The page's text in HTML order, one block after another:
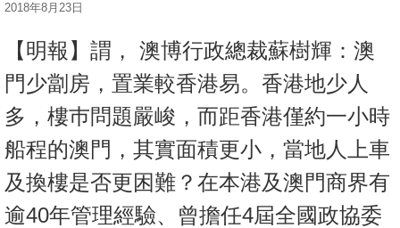
谷
按
揭
產
博
客
2018年8月23日
【明報】謂， 澳博行政總裁蘇樹輝：澳
門少劏房，置業較香港易。香港地少人
多，樓巿問題嚴峻，而距香港僅約一小時
船程的澳門，其實面積更小，當地人上車
及換樓是否更困難？在本港及澳門商界有
逾40年管理經驗、曾擔任4屆全國政協委